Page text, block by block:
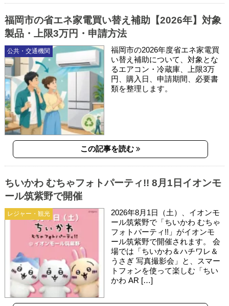
公共・交通機関
福岡市の省エネ家電買い替え補助【2026年】対象
製品・上限3万円・申請方法
福岡市の2026年度省エネ家電買
い替え補助について、対象とな
るエアコン・冷蔵庫、上限3万
円、購入日、申請期間、必要書
類を整理します。
この記事を読む
レジャー・観光
ちいかわ むちゃフォトパーティ!! 8月1日イオンモ
ール筑紫野で開催
2026年8月1日（土）、イオンモ
ール筑紫野で「ちいかわ むちゃ
フォトパーティ!!」がイオンモ
ール筑紫野で開催されます。 会
場では「ちいかわ＆ハチワレ＆
うさぎ 写真撮影会」と、スマー
トフォンを使って楽しむ「ちい
かわ AR […]